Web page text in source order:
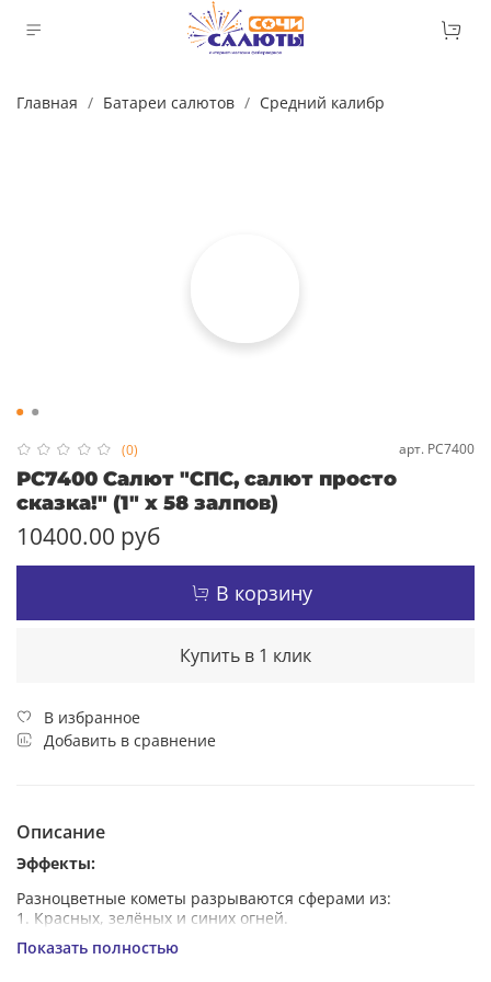
Главная Батареи салютов Средний калибр
(0) арт. РС7400
РС7400 Салют "СПС, салют просто
сказка!" (1" х 58 залпов)
10400.00 руб
В корзину
Купить в 1 клик
В избранное
Добавить в сравнение
Описание
Эффекты:
Разноцветные кометы разрываются сферами из:
1. Красных, зелёных и синих огней.
2. Золотых форсов и зелёных мерцающих огней.
3. Серебряных форсов с зелёными огнями на концах и
Показать полностью